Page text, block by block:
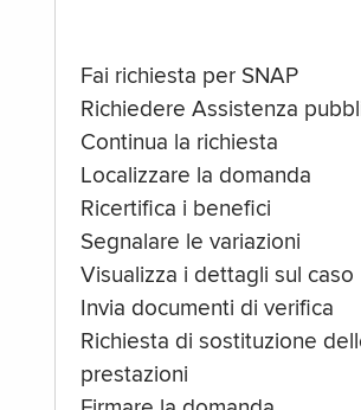
Fai richiesta per SNAP
Richiedere Assistenza
Continua la richiesta
Localizzare la domanda
Ricertifica i benefici
Segnalare le variazioni
Visualizza i dettagli sul caso
Invia documenti di verifica
Richiesta di sostituzione
prestazioni